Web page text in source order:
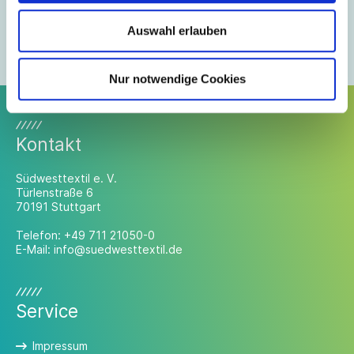
Auswahl erlauben
Nur notwendige Cookies
gerne weiter.
Mitglieder-Login anfordern
Mitglied werden
Kontakt
Südwesttextil e. V.
Türlenstraße 6
70191 Stuttgart
Telefon: +49 711 21050-0
E-Mail: info@suedwesttextil.de
Service
Impressum